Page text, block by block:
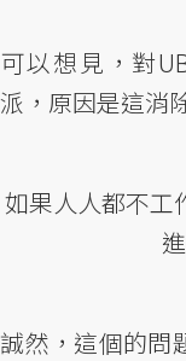
可以想見，對
派，原因是這消
如果人人都不工
誠然，這個的問